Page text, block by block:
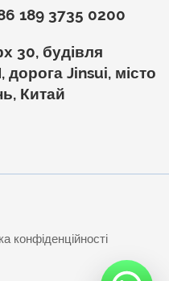
189 3735 0200
30, будівля
дорога Jinsui, місто
Китай
конфіденційності